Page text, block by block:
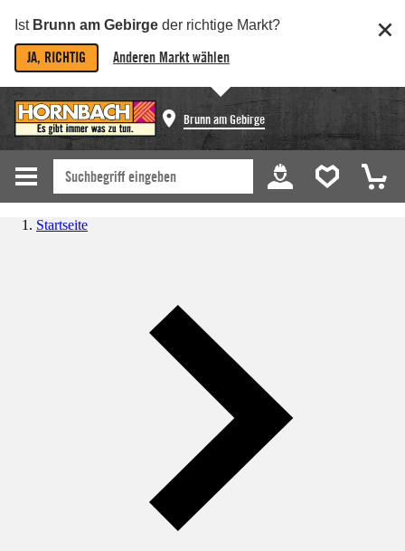
Ist Brunn am Gebirge der richtige Markt?
JA, RICHTIG Anderen Markt wählen
Brunn am Gebirge
Startseite